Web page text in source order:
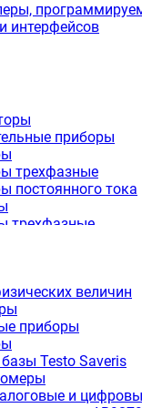
интерфейсов
приборы
трехфазные
постоянного тока
трехфазные
постоянного тока
аналоговых
F
приборы
приборы
приборы
качества
мощности
величин
приборы
Testo Saveris
и